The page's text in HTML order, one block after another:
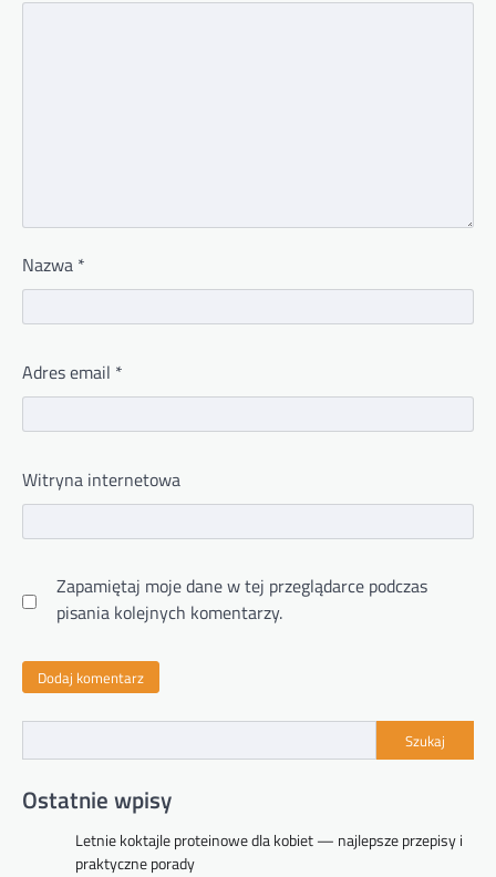
Nazwa *
Adres email *
Witryna internetowa
Zapamiętaj moje dane w tej przeglądarce podczas
pisania kolejnych komentarzy.
Szukaj
Ostatnie wpisy
Letnie koktajle proteinowe dla kobiet — najlepsze przepisy i
praktyczne porady